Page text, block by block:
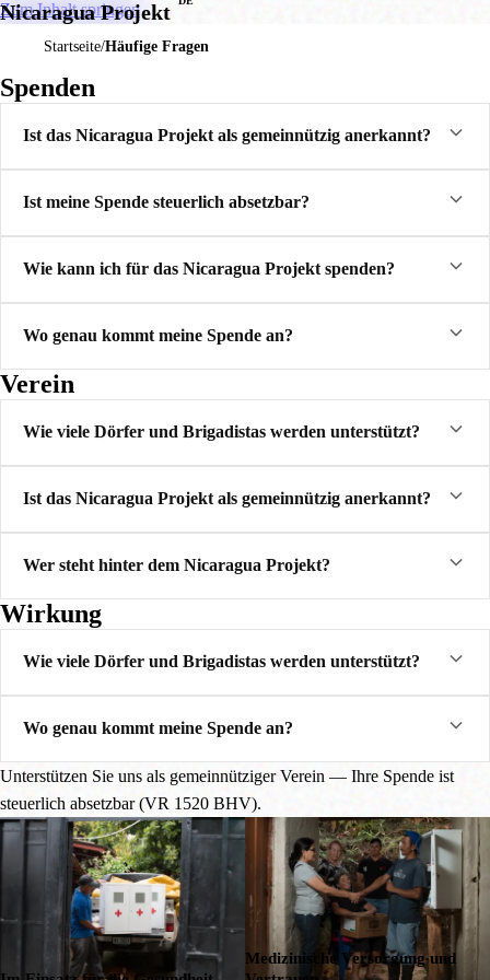
Zum Inhalt springen
Nicaragua Projekt
Startseite Häufige Fragen
Spenden
Ist das Nicaragua Projekt als gemeinnützig anerkannt?
Ist meine Spende steuerlich absetzbar?
Wie kann ich für das Nicaragua Projekt spenden?
Wo genau kommt meine Spende an?
Verein
Wie viele Dörfer und Brigadistas werden unterstützt?
Ist das Nicaragua Projekt als gemeinnützig anerkannt?
Wer steht hinter dem Nicaragua Projekt?
Wirkung
Wie viele Dörfer und Brigadistas werden unterstützt?
Wo genau kommt meine Spende an?
Unterstützen Sie uns als gemeinnütziger Verein — Ihre Spende ist
steuerlich absetzbar (VR 1520 BHV).
Medizinische Versorgung und